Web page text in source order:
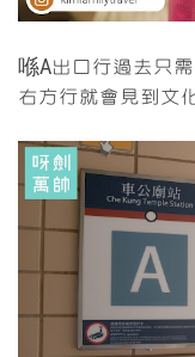
喺A出口行過去只
右方行就會見到文